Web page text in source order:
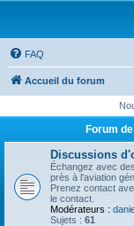
FAQ
Accueil du forum
Forum
Discussions
Échangez avec
près à l'aviation
Prenez contact
le contact.
Modérateurs :
Sujets : 61